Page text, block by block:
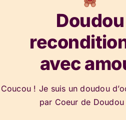
Doudou
avec
Coucou ! Je suis un doudou
par Coeur de Doudou